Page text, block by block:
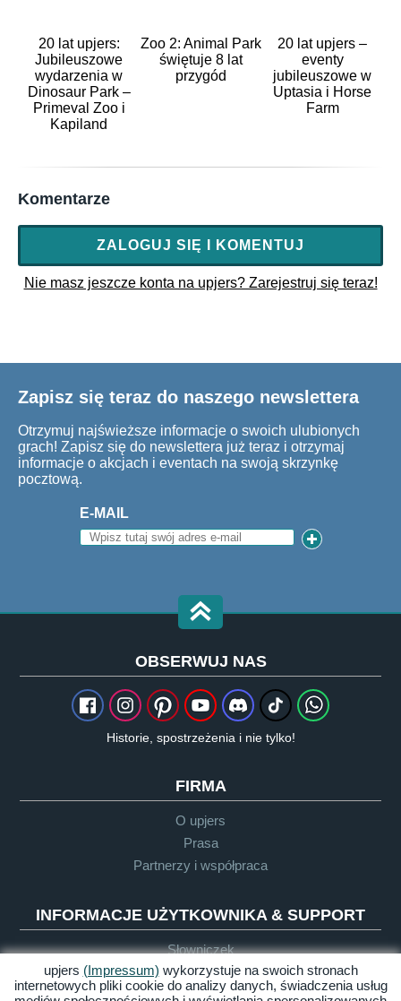
20 lat upjers:
Jubileuszowe
wydarzenia w
Dinosaur Park –
Primeval Zoo i
Kapiland
Zoo 2: Animal Park
świętuje 8 lat
przygód
20 lat upjers –
eventy
jubileuszowe w
Uptasia i Horse
Farm
Komentarze
ZALOGUJ SIĘ I KOMENTUJ
Nie masz jeszcze konta na upjers? Zarejestruj się teraz!
Zapisz się teraz do naszego newslettera
Otrzymuj najświeższe informacje o swoich ulubionych
grach! Zapisz się do newslettera już teraz i otrzymaj
informacje o akcjach i eventach na swoją skrzynkę
pocztową.
E-MAIL
OBSERWUJ NAS
Historie, spostrzeżenia i nie tylko!
FIRMA
O upjers
Prasa
Partnerzy i współpraca
INFORMACJE UŻYTKOWNIKA & SUPPORT
Słowniczek
Wytyczne dla Let's Plays
Support
upjers (Impressum) wykorzystuje na swoich stronach
internetowych pliki cookie do analizy danych, świadczenia usług